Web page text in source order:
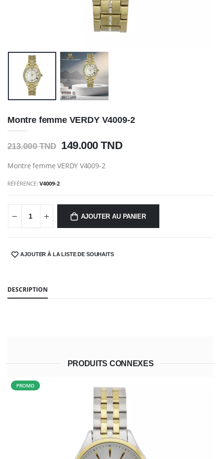
Montre femme VERDY V4009-2
213.000 TND 149.000 TND
Montre femme VERDY V4009-2
RÉFÉRENCE:V4009-2
AJOUTER AU PANIER
SHARE:AJOUTER À LA LISTE DE SOUHAITS
DESCRIPTION
PRODUITS CONNEXES
PROMO